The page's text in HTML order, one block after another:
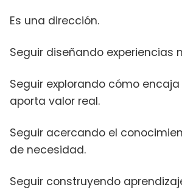
Es una dirección.
Seguir diseñando experiencias
Seguir explorando cómo
aporta valor real.
Seguir acercando el
de necesidad.
Seguir construyendo